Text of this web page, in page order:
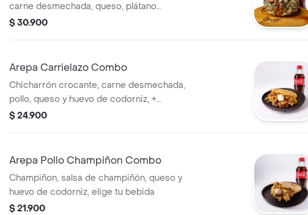
carne desmechada, queso, plátano
maduro, salsa agria, salsa de ajo y pico
$ 30.900
Arepa Carrielazo Combo
Chicharrón crocante, carne desmechada,
pollo, queso y huevo de codorniz, +
bebida
$ 24.900
Arepa Pollo Champiñon Combo
Champiñon, salsa de champiñón, queso y
huevo de codorniz, elige tu bebida
$ 21.900